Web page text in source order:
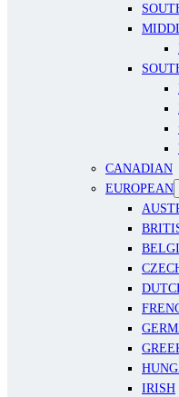
CANADIAN
EUROPEAN
IRISH